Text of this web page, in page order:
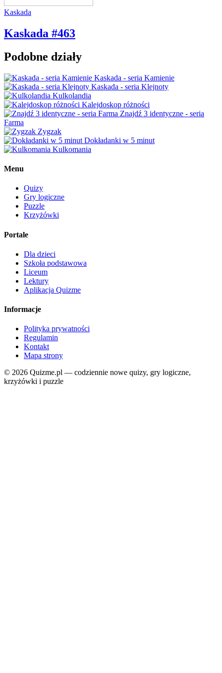
Kaskada
Kaskada #463
Podobne działy
Kaskada - seria Kamienie
Kaskada - seria Klejnoty
Kulkolandia
Kalejdoskop różności
Znajdź 3 identyczne - seria
Farma
Zygzak
Dokładanki w 5 minut
Kulkomania
Menu
Quizy
Gry logiczne
Puzzle
Krzyżówki
Portale
Dla dzieci
Szkoła podstawowa
Liceum
Lektury
Aplikacja Quizme
Informacje
Polityka prywatności
Regulamin
Kontakt
Mapa strony
© 2026 Quizme.pl — codziennie nowe quizy, gry logiczne,
krzyżówki i puzzle